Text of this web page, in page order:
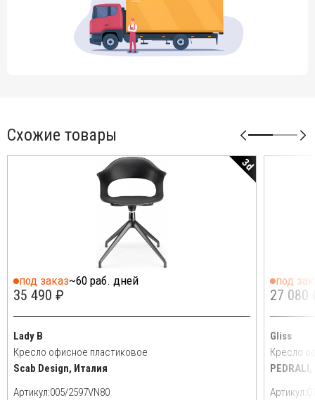
Схожие товары
3d
под заказ~60 раб. дней
35 490 ₽
Lady B
Кресло офисное пластиковое
Scab Design, Италия
Артикул:
под
27 080
Gliss
Кресло
Артикул: